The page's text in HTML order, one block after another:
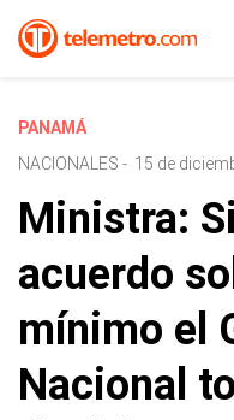
PANAMÁ
NACIONALES - 15 de
Ministra:
acuerdo
mínimo el
Nacional